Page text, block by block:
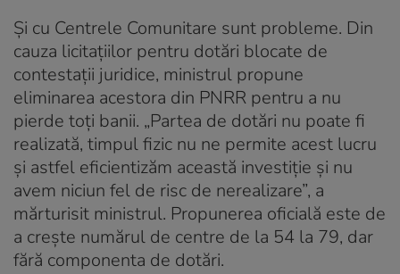
Și cu Centrele Comunitare sunt probleme. Din
cauza licitațiilor pentru dotări blocate de
contestații juridice, ministrul propune
eliminarea acestora din PNRR pentru a nu
pierde toți banii. „Partea de dotări nu poate fi
realizată, timpul fizic nu ne permite acest lucru
și astfel eficientizăm această investiție și nu
avem niciun fel de risc de nerealizare”, a
mărturisit ministrul. Propunerea oficială este de
a crește numărul de centre de la 54 la 79, dar
fără componenta de dotări.